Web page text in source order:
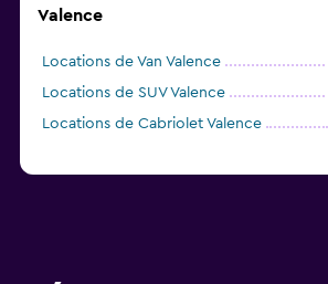
Valence
Locations de Van Valence
Locations de SUV Valence
Locations de Cabriolet Valence